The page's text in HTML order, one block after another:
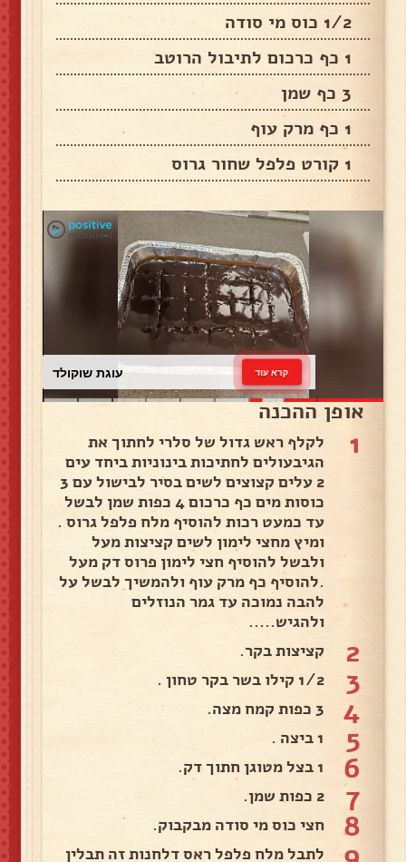
1/2 כוס מי סודה
1 כף כרכום לתיבול הרוטב
3 כף שמן
1 כף מרק עוף
1 קורט פלפל שחור גרוס
עוגת שוקולד קרא עוד
אופן ההכנה
1
לקלף ראש גדול של סלרי לחתוך את
הגיבעולים לחתיכות בינוניות ביחד עים
2 עלים קצוצים לשים בסיר לבישול עם 3
כוסות מים כף כרכום 4 כפות שמן לבשל
עד כמעט רכות להוסיף מלח פלפל גרוס .
ומיץ מחצי לימון לשים קציצות מעל
ולבשל להוסיף חצי לימון פרוס דק מעל
.להוסיף כף מרק עוף ולהמשיך לבשל על
להבה נמוכה עד גמר הנוזלים
ולהגיש.....
2 קציצות בקר.
3 1/2 קילו בשר בקר טחון .
4 3 כפות קמח מצה.
5 1 ביצה .
6 1 בצל מטוגן חתוך דק.
7 2 כפות שמן.
8 חצי כוס מי סודה מבקבוק.
לתבל מלח פלפל ראס דלחנות זה תבלין